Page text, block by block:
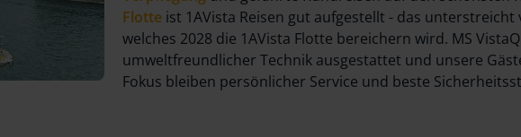
Flotteist 1AVista Reisen gut aufgestellt - das unterstreicht
welches 2028 die 1AVista Flotte bereichern wird. MS
umweltfreundlicher Technik ausgestattet und unsere
Fokus bleiben persönlicher Service und beste